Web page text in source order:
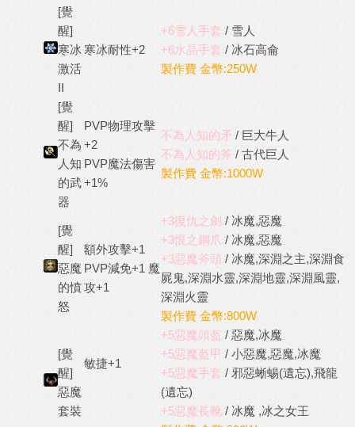
[覺
醒]
寒冰
激活
II
寒冰耐性+2
+6雪人手套 / 雪人
+6水晶手套 / 冰石高侖
製作費 金幣:250W
[覺
醒]
不為
人知
的武
器
PVP物理攻擊
+2
PVP魔法傷害
+1%
不為人知的矛 / 巨大牛人
不為人知的斧 / 古代巨人
製作費 金幣:1000W
[覺
醒]
惡魔
的憤
怒
額外攻擊+1
PVP減免+1 魔
攻+1
+3復仇之劍 / 冰魔,惡魔
+3恨之鋼爪 / 冰魔,惡魔
+3惡魔斧頭 / 冰魔,深淵之主,深淵食
屍鬼,深淵水靈,深淵地靈,深淵風靈,
深淵火靈
製作費 金幣:800W
[覺
醒]
惡魔
套裝
敏捷+1
+5惡魔頭盔 / 惡魔,冰魔
+5惡魔盔甲 / 小惡魔,惡魔,冰魔
+5惡魔手套 / 邪惡蜥蜴(遺忘),飛龍
(遺忘)
+5惡魔長靴 / 冰魔 ,冰之女王